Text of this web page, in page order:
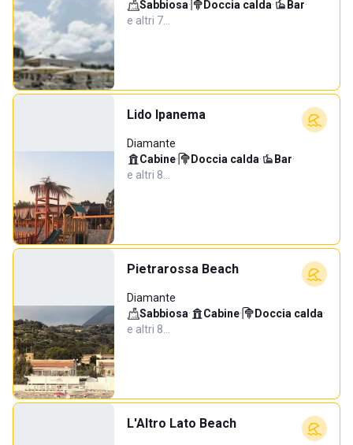
Sabbiosa· Doccia calda· Bar·
e altri 7…
Lido Ipanema
Diamante
Cabine· Doccia calda· Bar·
e altri 8…
Pietrarossa Beach
Diamante
Sabbiosa· Cabine· Doccia calda·
e altri 8…
L'Altro Lato Beach